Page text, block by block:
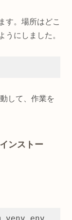
す。場所はどこ
うにしました。
して、作業を
ンストー